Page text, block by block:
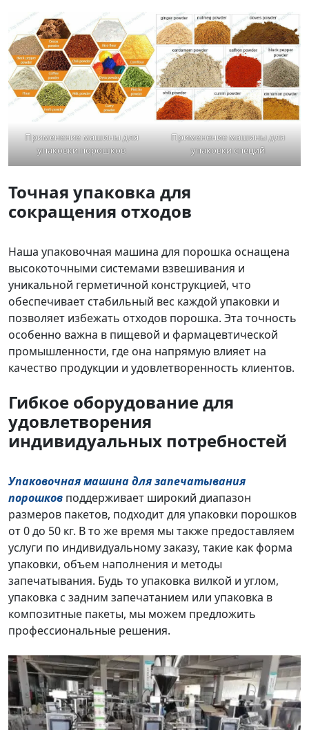
Применение машины для
упаковки порошков
Применение машины для
упаковки специй
Точная упаковка для
сокращения отходов
Наша упаковочная машина для порошка оснащена
высокоточными системами взвешивания и
уникальной герметичной конструкцией, что
обеспечивает стабильный вес каждой упаковки и
позволяет избежать отходов порошка. Эта точность
особенно важна в пищевой и фармацевтической
промышленности, где она напрямую влияет на
качество продукции и удовлетворенность клиентов.
Гибкое оборудование для
удовлетворения
индивидуальных потребностей
Упаковочная машина для запечатывания
порошков поддерживает широкий диапазон
размеров пакетов, подходит для упаковки порошков
от 0 до 50 кг. В то же время мы также предоставляем
услуги по индивидуальному заказу, такие как форма
упаковки, объем наполнения и методы
запечатывания. Будь то упаковка вилкой и углом,
упаковка с задним запечатанием или упаковка в
композитные пакеты, мы можем предложить
профессиональные решения.